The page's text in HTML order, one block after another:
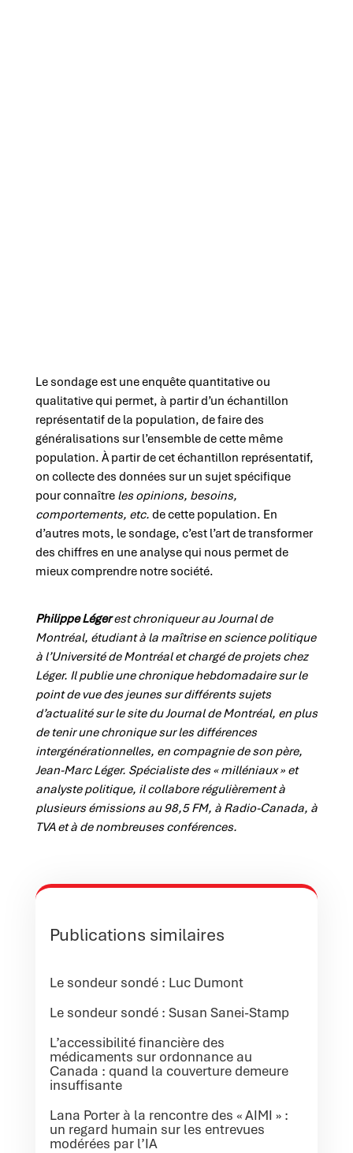
Le sondage est une enquête quantitative ou
qualitative qui permet, à partir d’un échantillon
représentatif de la population, de faire des
généralisations sur l’ensemble de cette même
population. À partir de cet échantillon représentatif,
on collecte des données sur un sujet spécifique
pour connaîtreles opinions, besoins,
comportements, etc. de cette population. En
d’autres mots, le sondage, c’est l’art de transformer
des chiffres en une analyse qui nous permet de
mieux comprendre notre société.
Philippe Légerest chroniqueur au Journal de
Montréal, étudiant à la maîtrise en science politique
à l’Université de Montréal et chargé de projets chez
Léger. Il publie une chronique hebdomadaire sur le
point de vue des jeunes sur différents sujets
d’actualité sur le site du Journal de Montréal, en plus
de tenir une chronique sur les différences
intergénérationnelles, en compagnie de son père,
Jean-Marc Léger. Spécialiste des « milléniaux » et
analyste politique, il collabore régulièrement à
plusieurs émissions au 98,5 FM, à Radio-Canada, à
TVA et à de nombreuses conférences.
Publications similaires
Le sondeur sondé : Luc Dumont
Le sondeur sondé : Susan Sanei-Stamp
L’accessibilité financière des
médicaments sur ordonnance au
Canada : quand la couverture demeure
insuffisante
Lana Porter à la rencontre des « AIMI » :
un regard humain sur les entrevues
modérées par l’IA